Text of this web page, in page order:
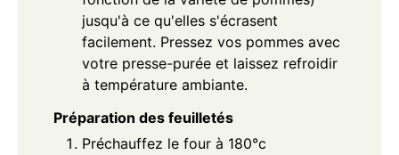
jusqu'à ce qu'elles s'écrasent
facilement. Pressez vos pommes avec
votre presse-purée et laissez refroidir
à température ambiante.
Préparation des feuilletés
Préchauffez le four à 180°c